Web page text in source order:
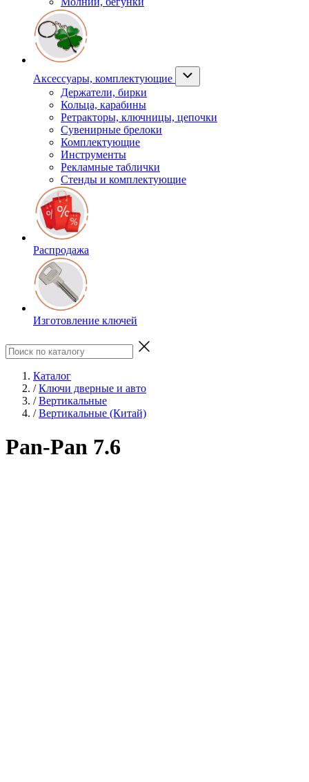
Аксессуары, комплектующие
Держатели, бирки
Кольца, карабины
Ретракторы, ключницы, цепочки
Сувенирные брелоки
Комплектующие
Инструменты
Рекламные таблички
Стенды и комплектующие
Распродажа
Изготовление ключей
Каталог
/ Ключи дверные и авто
/ Вертикальные
/ Вертикальные (Китай)
Pan-Pan 7.6